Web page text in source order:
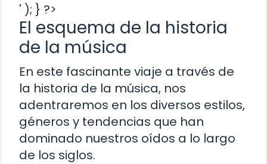
' ); } ?>
El esquema de la historia
de la música
En este fascinante viaje a través de
la historia de la música, nos
adentraremos en los diversos estilos,
géneros y tendencias que han
dominado nuestros oídos a lo largo
de los siglos.